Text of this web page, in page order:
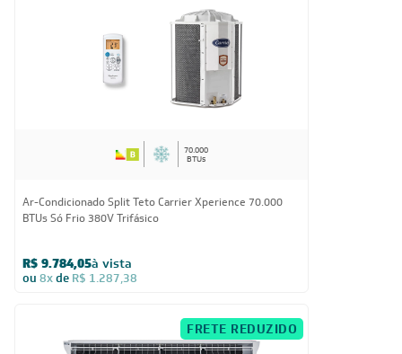
70.000
BTUs
Ar-Condicionado Split Teto Carrier Xperience 70.000
BTUs Só Frio 380V Trifásico
R$ 9.784,05à vista
ou 8xde R$ 1.287,38
FRETE REDUZIDO